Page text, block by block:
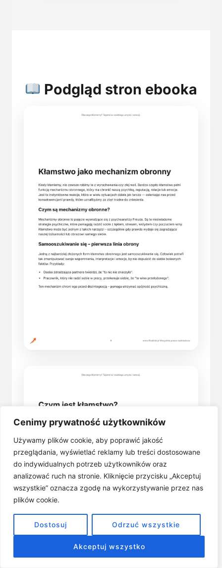
Cenimy prywatność użytkowników
Używamy plików cookie, aby poprawić jakość
przeglądania, wyświetlać reklamy lub treści dostosowane
do indywidualnych potrzeb użytkowników oraz
analizować ruch na stronie. Kliknięcie przycisku „Akceptuj
wszystkie” oznacza zgodę na wykorzystywanie przez nas
plików cookie.
Dostosuj Odrzuć wszystkie
Akceptuj wszystko
Podgląd stron ebooka